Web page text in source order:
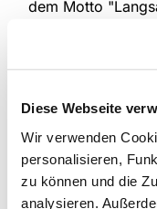
Diese Webseite
Wir verwenden
personalisieren,
zu können und die
analysieren.
dem Motto
Tricks zum
Rollator gezeigt
Bordsteinen und
sowie sicheres
den Kurs an.
jeden Montag
wöchentlich